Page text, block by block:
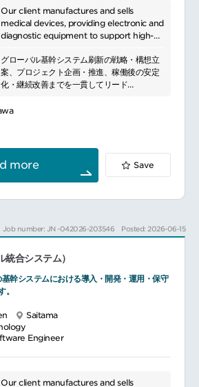
Our client manufactures and sells
medical devices, providing electronic and
diagnostic equipment to support high-
healthcare settings.
グローバル基幹システム刷新の戦略・構想立
案、プロジェクト企画・推進、稼働後の安定
化・継続改善までを一貫してリード
改革の企画・実装
具体的には：
SAP S/4HANAを中心としたグローバル刷新
に関する戦略・構想の策定
プロジェクト企画（計画・体制・予算）およ
な改善（データ活用・AI活用を含む）
バル標準化の推進
more Save
Job number: JN -042026-203546 Posted: 2026-06-15
合システム）
幹システムにおける導入・開発・運用・保守
。
Saitama
Engineer
Our client manufactures and sells